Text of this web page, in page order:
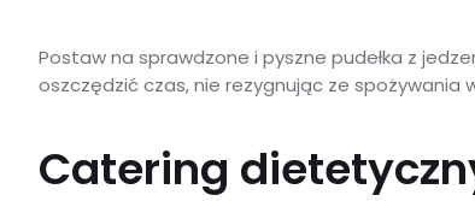
Postaw na sprawdzone i pyszne pudełka z
oszczędzić czas, nie rezygnując ze spożywania
Catering